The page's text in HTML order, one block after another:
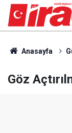
Anasayfa
Göz